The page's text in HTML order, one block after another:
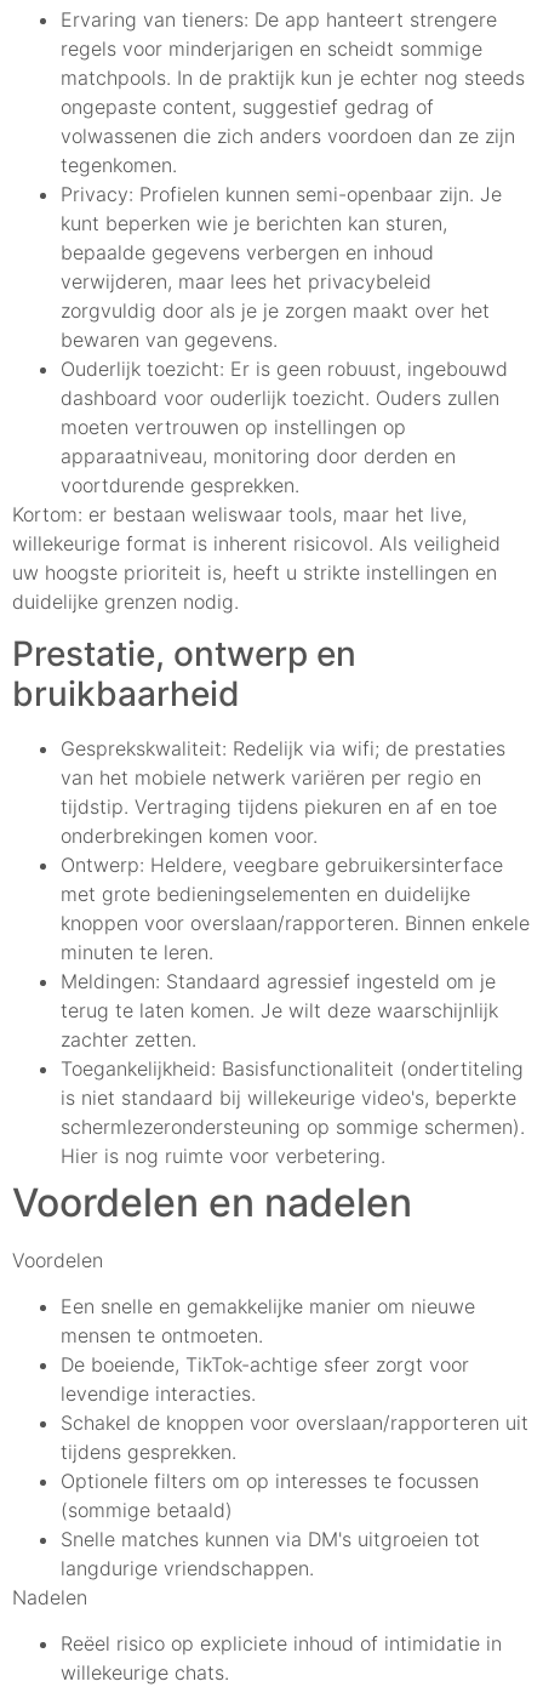
Ervaring van tieners: De app hanteert strengere
regels voor minderjarigen en scheidt sommige
matchpools. In de praktijk kun je echter nog steeds
ongepaste content, suggestief gedrag of
volwassenen die zich anders voordoen dan ze zijn
tegenkomen.
Privacy: Profielen kunnen semi-openbaar zijn. Je
kunt beperken wie je berichten kan sturen,
bepaalde gegevens verbergen en inhoud
verwijderen, maar lees het privacybeleid
zorgvuldig door als je je zorgen maakt over het
bewaren van gegevens.
Ouderlijk toezicht: Er is geen robuust, ingebouwd
dashboard voor ouderlijk toezicht. Ouders zullen
moeten vertrouwen op instellingen op
apparaatniveau, monitoring door derden en
voortdurende gesprekken.
Kortom: er bestaan weliswaar tools, maar het live,
willekeurige format is inherent risicovol. Als veiligheid
uw hoogste prioriteit is, heeft u strikte instellingen en
duidelijke grenzen nodig.
Prestatie, ontwerp en
bruikbaarheid
Gesprekskwaliteit: Redelijk via wifi; de prestaties
van het mobiele netwerk variëren per regio en
tijdstip. Vertraging tijdens piekuren en af en toe
onderbrekingen komen voor.
Ontwerp: Heldere, veegbare gebruikersinterface
met grote bedieningselementen en duidelijke
knoppen voor overslaan/rapporteren. Binnen enkele
minuten te leren.
Meldingen: Standaard agressief ingesteld om je
terug te laten komen. Je wilt deze waarschijnlijk
zachter zetten.
Toegankelijkheid: Basisfunctionaliteit (ondertiteling
is niet standaard bij willekeurige video's, beperkte
schermlezerondersteuning op sommige schermen).
Hier is nog ruimte voor verbetering.
Voordelen en nadelen
Voordelen
Een snelle en gemakkelijke manier om nieuwe
mensen te ontmoeten.
De boeiende, TikTok-achtige sfeer zorgt voor
levendige interacties.
Schakel de knoppen voor overslaan/rapporteren uit
tijdens gesprekken.
Optionele filters om op interesses te focussen
(sommige betaald)
Snelle matches kunnen via DM's uitgroeien tot
langdurige vriendschappen.
Nadelen
Reëel risico op expliciete inhoud of intimidatie in
willekeurige chats.